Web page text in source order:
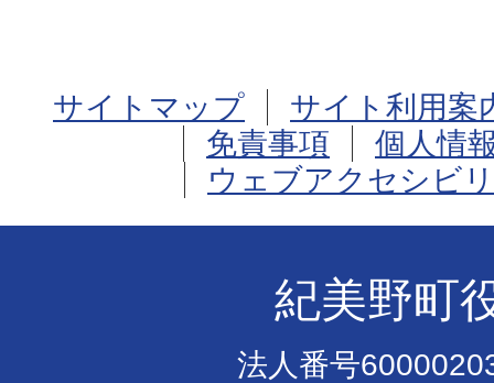
サイトマップ
サイト利用案
免責事項
個人情
ウェブアクセシビ
紀美野町
法人番号